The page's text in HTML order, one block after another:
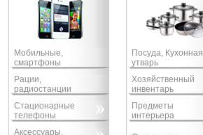
Мобильные,
смартфоны
Рации,
радиостанции
Стационарные
телефоны
Аксессуары,
Посуда, Кухонная
утварь
Хозяйственный
инвентарь
Предметы
интерьера